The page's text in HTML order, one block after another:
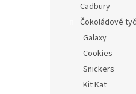
Cadbury
Čokoládové
Galaxy
Cookies
Snickers
Kit Kat